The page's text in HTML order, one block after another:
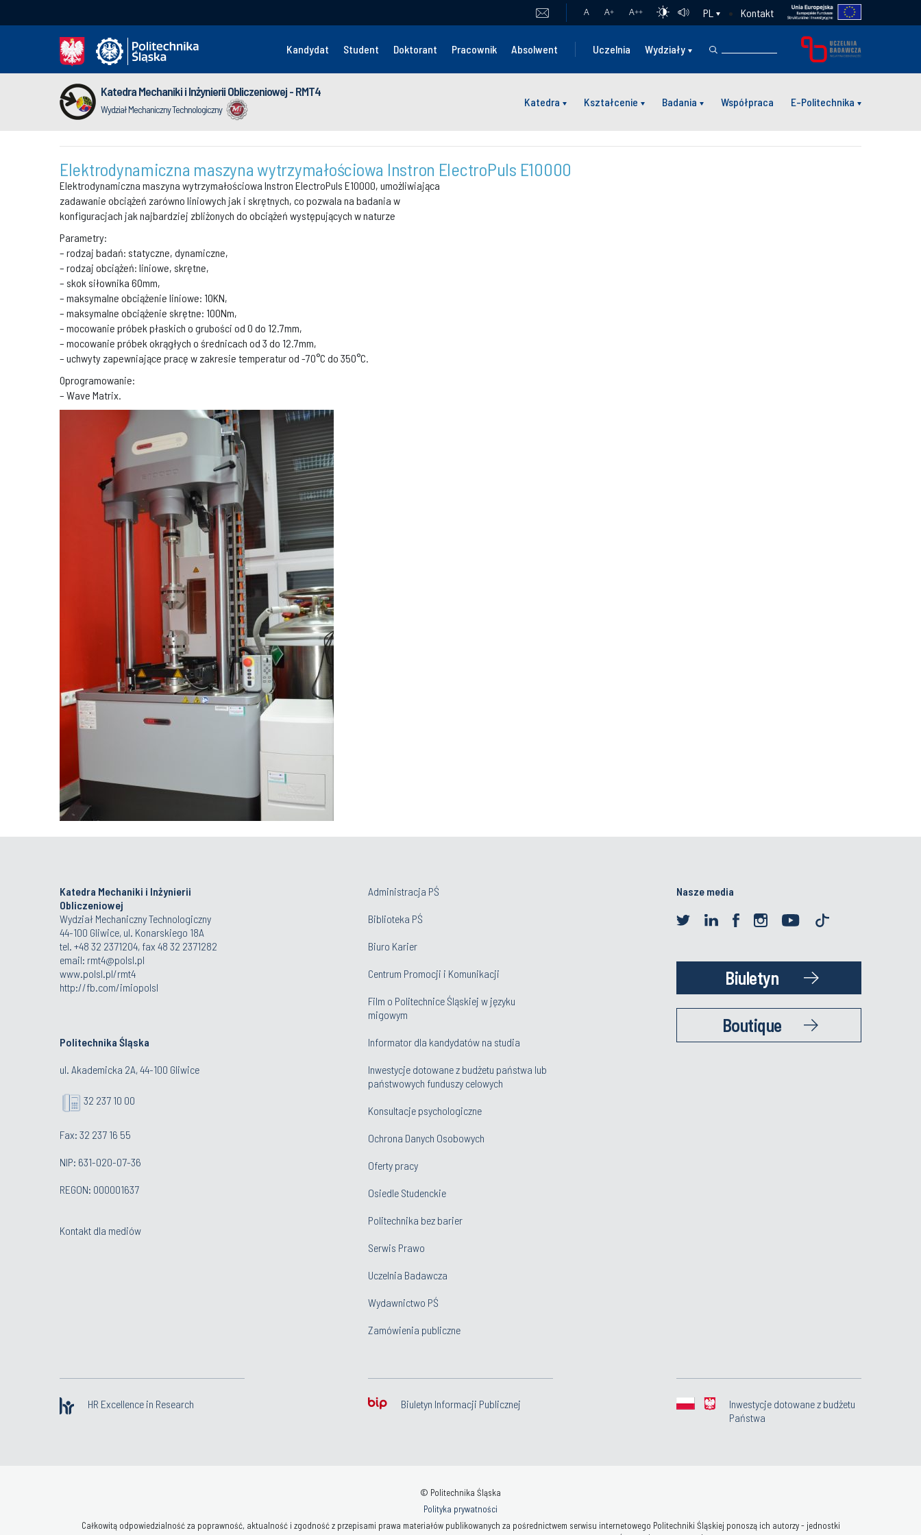
A A+ A++ PL Kontakt
Kandydat Student Doktorant Pracownik Absolwent Uczelnia Wydziały
Katedra Mechaniki i Inżynierii Obliczeniowej - RMT4
Wydział Mechaniczny Technologiczny
Katedra Kształcenie Badania Współpraca E-Politechnika
Elektrodynamiczna maszyna wytrzymałościowa Instron ElectroPuls E10000
Elektrodynamiczna maszyna wytrzymałościowa Instron ElectroPuls E10000, umożliwiająca
zadawanie obciążeń zarówno liniowych jak i skrętnych, co pozwala na badania w
konfiguracjach jak najbardziej zbliżonych do obciążeń występujących w naturze
Parametry:
– rodzaj badań: statyczne, dynamiczne,
– rodzaj obciążeń: liniowe, skrętne,
– skok siłownika 60mm,
– maksymalne obciążenie liniowe: 10KN,
– maksymalne obciążenie skrętne: 100Nm,
– mocowanie próbek płaskich o grubości od 0 do 12.7mm,
– mocowanie próbek okrągłych o średnicach od 3 do 12.7mm,
– uchwyty zapewniające pracę w zakresie temperatur od -70°C do 350°C.
Oprogramowanie:
– Wave Matrix.
Katedra Mechaniki i Inżynierii
Obliczeniowej
Wydział Mechaniczny Technologiczny
44-100 Gliwice, ul. Konarskiego 18A
tel. +48 32 2371204, fax 48 32 2371282
email: rmt4@polsl.pl
www.polsl.pl/rmt4
http://fb.com/imiopolsl
Politechnika Śląska
ul. Akademicka 2A, 44-100 Gliwice
32 237 10 00
Fax: 32 237 16 55
NIP: 631-020-07-36
REGON: 000001637
Kontakt dla mediów
Administracja PŚ
Biblioteka PŚ
Biuro Karier
Centrum Promocji i Komunikacji
Film o Politechnice Śląskiej w języku
migowym
Informator dla kandydatów na studia
Inwestycje dotowane z budżetu państwa lub
państwowych funduszy celowych
Konsultacje psychologiczne
Ochrona Danych Osobowych
Oferty pracy
Osiedle Studenckie
Politechnika bez barier
Serwis Prawo
Uczelnia Badawcza
Wydawnictwo PŚ
Zamówienia publiczne
Nasze media
Biuletyn
Boutique
HR Excellence in Research Biuletyn Informacji Publicznej
Inwestycje dotowane z budżetu
Państwa
© Politechnika Śląska
Polityka prywatności
Całkowitą odpowiedzialność za poprawność, aktualność i zgodność z przepisami prawa materiałów publikowanych za pośrednictwem serwisu internetowego Politechniki Śląskiej ponoszą ich autorzy - jednostki